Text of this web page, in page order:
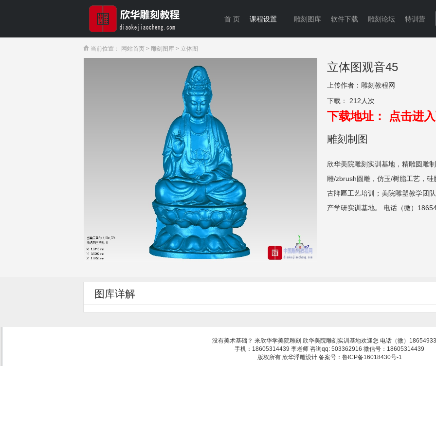
首 页 课程设置 雕刻图库 软件下载 雕刻论坛 特训营
当前位置： 网站首页> 雕刻图库> 立体图
立体图观音45
上传作者： 雕刻教程网
下载：
212人次
下载地址： 点击进
雕刻制图
欣华美院雕刻实训基地，精雕圆雕
雕/zbrush圆雕，仿玉/树脂工艺，
古牌匾工艺培训；美院雕塑教学团
产学研实训基地。 电话（微）
图库详解
没有美术基础？ 来欣华学美院雕刻 欣华美院雕刻实训基地欢迎您 电话（微）
手机：18605314439 李老师 咨询qq: 503362916 微信号：18605314439
版权所有 欣华浮雕设计 备案号：鲁ICP备16018430号-1